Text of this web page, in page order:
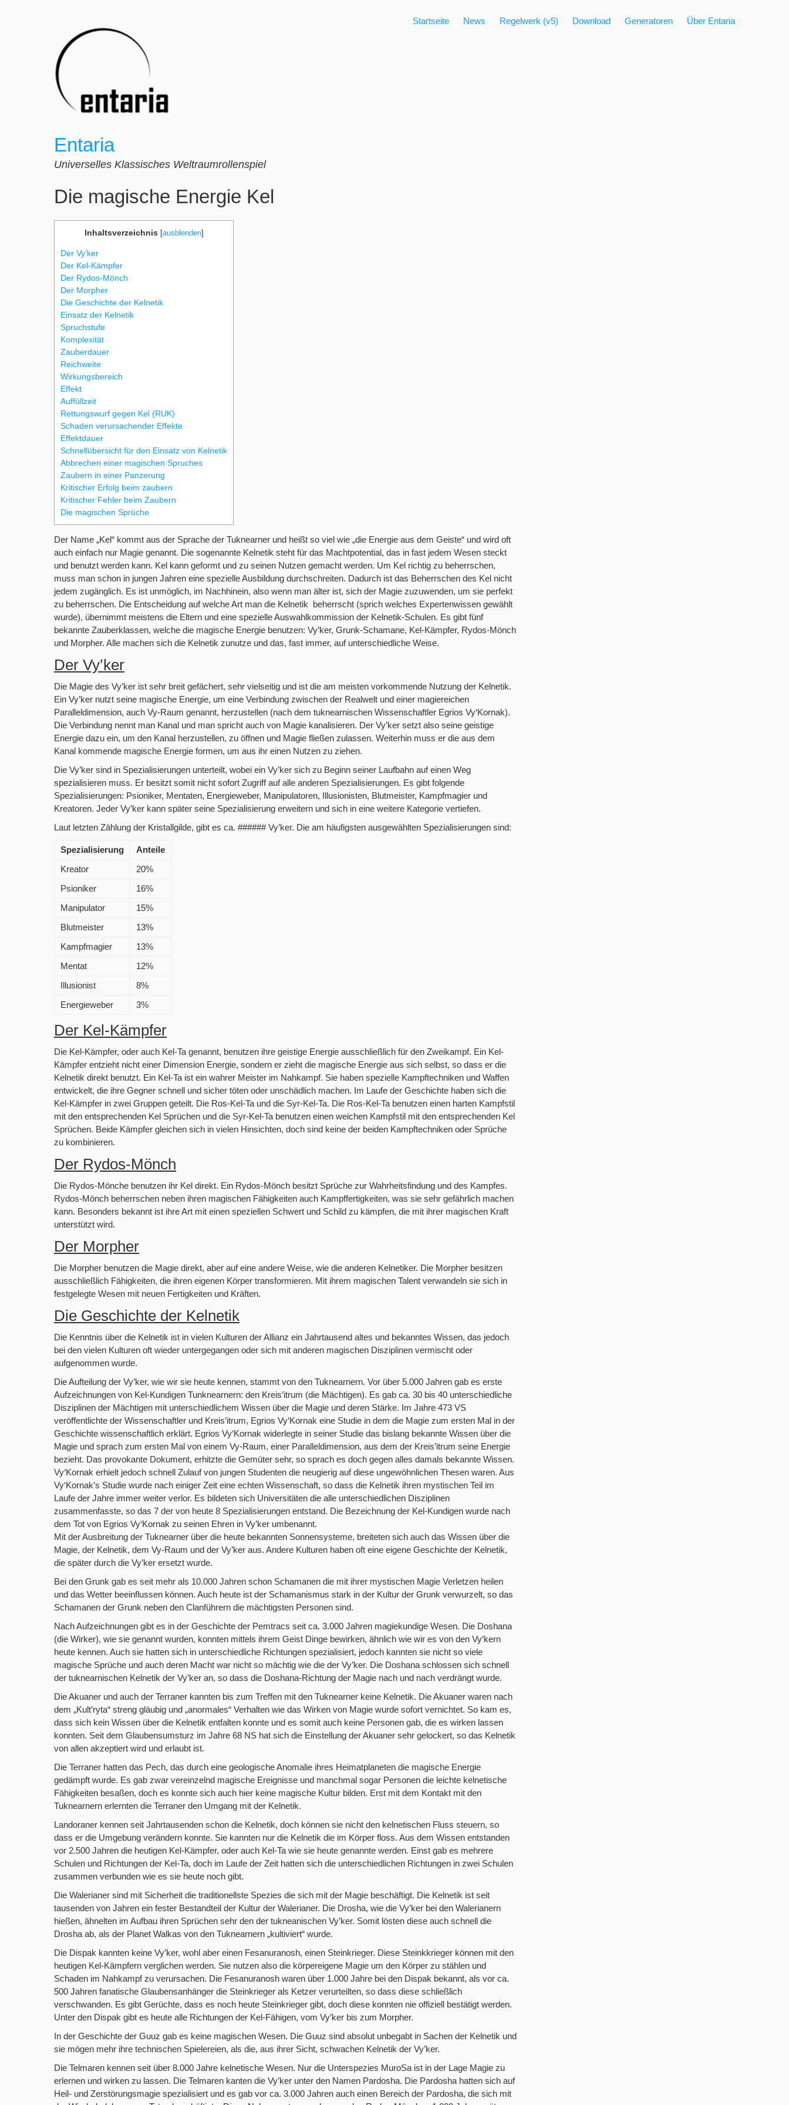
Entaria
Universelles Klassisches Weltraumrollenspiel
Startseite News Regelwerk (v5) Download Generatoren Über Entaria
Die magische Energie Kel
Inhaltsverzeichnis [ausblenden]
Der Vy’ker
Der Kel-Kämpfer
Der Rydos-Mönch
Der Morpher
Die Geschichte der Kelnetik
Einsatz der Kelnetik
Spruchstufe
Komplexität
Zauberdauer
Reichweite
Wirkungsbereich
Effekt
Auffüllzeit
Rettungswurf gegen Kel (RUK)
Schaden verursachender Effekte
Effektdauer
Schnellübersicht für den Einsatz von Kelnetik
Abbrechen einer magischen Spruches
Zaubern in einer Panzerung
Kritischer Erfolg beim zaubern
Kritischer Fehler beim Zaubern
Die magischen Sprüche
Der Name „Kel“ kommt aus der Sprache der Tuknearner und heißt so viel wie „die Energie aus dem Geiste“ und wird oft
auch einfach nur Magie genannt. Die sogenannte Kelnetik steht für das Machtpotential, das in fast jedem Wesen steckt
und benutzt werden kann. Kel kann geformt und zu seinen Nutzen gemacht werden. Um Kel richtig zu beherrschen,
muss man schon in jungen Jahren eine spezielle Ausbildung durchschreiten. Dadurch ist das Beherrschen des Kel nicht
jedem zugänglich. Es ist unmöglich, im Nachhinein, also wenn man älter ist, sich der Magie zuzuwenden, um sie perfekt
zu beherrschen. Die Entscheidung auf welche Art man die Kelnetik beherrscht (sprich welches Expertenwissen gewählt
wurde), übernimmt meistens die Eltern und eine spezielle Auswahlkommission der Kelnetik-Schulen. Es gibt fünf
bekannte Zauberklassen, welche die magische Energie benutzen: Vy’ker, Grunk-Schamane, Kel-Kämpfer, Rydos-Mönch
und Morpher. Alle machen sich die Kelnetik zunutze und das, fast immer, auf unterschiedliche Weise.
Der Vy’ker
Die Magie des Vy’ker ist sehr breit gefächert, sehr vielseitig und ist die am meisten vorkommende Nutzung der Kelnetik.
Ein Vy’ker nutzt seine magische Energie, um eine Verbindung zwischen der Realwelt und einer magiereichen
Paralleldimension, auch Vy-Raum genannt, herzustellen (nach dem tuknearnischen Wissenschaftler Egrios Vy‘Kornak).
Die Verbindung nennt man Kanal und man spricht auch von Magie kanalisieren. Der Vy’ker setzt also seine geistige
Energie dazu ein, um den Kanal herzustellen, zu öffnen und Magie fließen zulassen. Weiterhin muss er die aus dem
Kanal kommende magische Energie formen, um aus ihr einen Nutzen zu ziehen.
Die Vy’ker sind in Spezialisierungen unterteilt, wobei ein Vy’ker sich zu Beginn seiner Laufbahn auf einen Weg
spezialisieren muss. Er besitzt somit nicht sofort Zugriff auf alle anderen Spezialisierungen. Es gibt folgende
Spezialisierungen: Psioniker, Mentaten, Energieweber, Manipulatoren, Illusionisten, Blutmeister, Kampfmagier und
Kreatoren. Jeder Vy’ker kann später seine Spezialisierung erweitern und sich in eine weitere Kategorie vertiefen.
Laut letzten Zählung der Kristallgilde, gibt es ca. ###### Vy’ker. Die am häufigsten ausgewählten Spezialisierungen sind:
Spezialisierung
Anteile
Kreator
20%
Psioniker
16%
Manipulator
15%
Blutmeister
13%
Kampfmagier
13%
Mentat
12%
Illusionist
8%
Energieweber
3%
Der Kel-Kämpfer
Die Kel-Kämpfer, oder auch Kel-Ta genannt, benutzen ihre geistige Energie ausschließlich für den Zweikampf. Ein Kel-
Kämpfer entzieht nicht einer Dimension Energie, sondern er zieht die magische Energie aus sich selbst, so dass er die
Kelnetik direkt benutzt. Ein Kel-Ta ist ein wahrer Meister im Nahkampf. Sie haben spezielle Kampftechniken und Waffen
entwickelt, die ihre Gegner schnell und sicher töten oder unschädlich machen. Im Laufe der Geschichte haben sich die
Kel-Kämpfer in zwei Gruppen geteilt. Die Ros-Kel-Ta und die Syr-Kel-Ta. Die Ros-Kel-Ta benutzen einen harten Kampfstil
mit den entsprechenden Kel Sprüchen und die Syr-Kel-Ta benutzen einen weichen Kampfstil mit den entsprechenden Kel
Sprüchen. Beide Kämpfer gleichen sich in vielen Hinsichten, doch sind keine der beiden Kampftechniken oder Sprüche
zu kombinieren.
Der Rydos-Mönch
Die Rydos-Mönche benutzen ihr Kel direkt. Ein Rydos-Mönch besitzt Sprüche zur Wahrheitsfindung und des Kampfes.
Rydos-Mönch beherrschen neben ihren magischen Fähigkeiten auch Kampffertigkeiten, was sie sehr gefährlich machen
kann. Besonders bekannt ist ihre Art mit einen speziellen Schwert und Schild zu kämpfen, die mit ihrer magischen Kraft
unterstützt wird.
Der Morpher
Die Morpher benutzen die Magie direkt, aber auf eine andere Weise, wie die anderen Kelnetiker. Die Morpher besitzen
ausschließlich Fähigkeiten, die ihren eigenen Körper transformieren. Mit ihrem magischen Talent verwandeln sie sich in
festgelegte Wesen mit neuen Fertigkeiten und Kräften.
Die Geschichte der Kelnetik
Die Kenntnis über die Kelnetik ist in vielen Kulturen der Allianz ein Jahrtausend altes und bekanntes Wissen, das jedoch
bei den vielen Kulturen oft wieder untergegangen oder sich mit anderen magischen Disziplinen vermischt oder
aufgenommen wurde.
Die Aufteilung der Vy’ker, wie wir sie heute kennen, stammt von den Tuknearnern. Vor über 5.000 Jahren gab es erste
Aufzeichnungen von Kel-Kundigen Tunknearnern: den Kreis’itrum (die Mächtigen). Es gab ca. 30 bis 40 unterschiedliche
Disziplinen der Mächtigen mit unterschiedlichem Wissen über die Magie und deren Stärke. Im Jahre 473 VS
veröffentlichte der Wissenschaftler und Kreis’itrum, Egrios Vy‘Kornak eine Studie in dem die Magie zum ersten Mal in der
Geschichte wissenschaftlich erklärt. Egrios Vy‘Kornak widerlegte in seiner Studie das bislang bekannte Wissen über die
Magie und sprach zum ersten Mal von einem Vy-Raum, einer Paralleldimension, aus dem der Kreis’itrum seine Energie
bezieht. Das provokante Dokument, erhitzte die Gemüter sehr, so sprach es doch gegen alles damals bekannte Wissen.
Vy‘Kornak erhielt jedoch schnell Zulauf von jungen Studenten die neugierig auf diese ungewöhnlichen Thesen waren. Aus
Vy‘Kornak’s Studie wurde nach einiger Zeit eine echten Wissenschaft, so dass die Kelnetik ihren mystischen Teil im
Laufe der Jahre immer weiter verlor. Es bildeten sich Universitäten die alle unterschiedlichen Disziplinen
zusammenfasste, so das 7 der von heute 8 Spezialisierungen entstand. Die Bezeichnung der Kel-Kundigen wurde nach
dem Tot von Egrios Vy‘Kornak zu seinen Ehren in Vy’ker umbenannt.
Mit der Ausbreitung der Tuknearner über die heute bekannten Sonnensysteme, breiteten sich auch das Wissen über die
Magie, der Kelnetik, dem Vy-Raum und der Vy’ker aus. Andere Kulturen haben oft eine eigene Geschichte der Kelnetik,
die später durch die Vy’ker ersetzt wurde.
Bei den Grunk gab es seit mehr als 10.000 Jahren schon Schamanen die mit ihrer mystischen Magie Verletzen heilen
und das Wetter beeinflussen können. Auch heute ist der Schamanismus stark in der Kultur der Grunk verwurzelt, so das
Schamanen der Grunk neben den Clanführern die mächtigsten Personen sind.
Nach Aufzeichnungen gibt es in der Geschichte der Pemtracs seit ca. 3.000 Jahren magiekundige Wesen. Die Doshana
(die Wirker), wie sie genannt wurden, konnten mittels ihrem Geist Dinge bewirken, ähnlich wie wir es von den Vy‘kern
heute kennen. Auch sie hatten sich in unterschiedliche Richtungen spezialisiert, jedoch kannten sie nicht so viele
magische Sprüche und auch deren Macht war nicht so mächtig wie die der Vy’ker. Die Doshana schlossen sich schnell
der tuknearnischen Kelnetik der Vy’ker an, so dass die Doshana-Richtung der Magie nach und nach verdrängt wurde.
Die Akuaner und auch der Terraner kannten bis zum Treffen mit den Tuknearner keine Kelnetik. Die Akuaner waren nach
dem „Kult’ryta“ streng gläubig und „anormales“ Verhalten wie das Wirken von Magie wurde sofort vernichtet. So kam es,
dass sich kein Wissen über die Kelnetik entfalten konnte und es somit auch keine Personen gab, die es wirken lassen
konnten. Seit dem Glaubensumsturz im Jahre 68 NS hat sich die Einstellung der Akuaner sehr gelockert, so das Kelnetik
von allen akzeptiert wird und erlaubt ist.
Die Terraner hatten das Pech, das durch eine geologische Anomalie ihres Heimatplaneten die magische Energie
gedämpft wurde. Es gab zwar vereinzelnd magische Ereignisse und manchmal sogar Personen die leichte kelnetische
Fähigkeiten besaßen, doch es konnte sich auch hier keine magische Kultur bilden. Erst mit dem Kontakt mit den
Tuknearnern erlernten die Terraner den Umgang mit der Kelnetik.
Landoraner kennen seit Jahrtausenden schon die Kelnetik, doch können sie nicht den kelnetischen Fluss steuern, so
dass er die Umgebung verändern konnte. Sie kannten nur die Kelnetik die im Körper floss. Aus dem Wissen entstanden
vor 2.500 Jahren die heutigen Kel-Kämpfer, oder auch Kel-Ta wie sie heute genannte werden. Einst gab es mehrere
Schulen und Richtungen der Kel-Ta, doch im Laufe der Zeit hatten sich die unterschiedlichen Richtungen in zwei Schulen
zusammen verbunden wie es sie heute noch gibt.
Die Walerianer sind mit Sicherheit die traditionellste Spezies die sich mit der Magie beschäftigt. Die Kelnetik ist seit
tausenden von Jahren ein fester Bestandteil der Kultur der Walerianer. Die Drosha, wie die Vy’ker bei den Walerianern
hießen, ähnelten im Aufbau ihren Sprüchen sehr den der tukneanischen Vy’ker. Somit lösten diese auch schnell die
Drosha ab, als der Planet Walkas von den Tuknearnern „kultiviert“ wurde.
Die Dispak kannten keine Vy’ker, wohl aber einen Fesanuranosh, einen Steinkrieger. Diese Steinkkrieger können mit den
heutigen Kel-Kämpfern verglichen werden. Sie nutzen also die körpereigene Magie um den Körper zu stählen und
Schaden im Nahkampf zu verursachen. Die Fesanuranosh waren über 1.000 Jahre bei den Dispak bekannt, als vor ca.
500 Jahren fanatische Glaubensanhänger die Steinkrieger als Ketzer verurteilten, so dass diese schließlich
verschwanden. Es gibt Gerüchte, dass es noch heute Steinkrieger gibt, doch diese konnten nie offiziell bestätigt werden.
Unter den Dispak gibt es heute alle Richtungen der Kel-Fähigen, vom Vy’ker bis zum Morpher.
In der Geschichte der Guuz gab es keine magischen Wesen. Die Guuz sind absolut unbegabt in Sachen der Kelnetik und
sie mögen mehr ihre technischen Spielereien, als die, aus ihrer Sicht, schwachen Kelnetik der Vy’ker.
Die Telmaren kennen seit über 8.000 Jahre kelnetische Wesen. Nur die Unterspezies MuroSa ist in der Lage Magie zu
erlernen und wirken zu lassen. Die Telmaren kanten die Vy’ker unter den Namen Pardosha. Die Pardosha hatten sich auf
Heil- und Zerstörungsmagie spezialisiert und es gab vor ca. 3.000 Jahren auch einen Bereich der Pardosha, die sich mit